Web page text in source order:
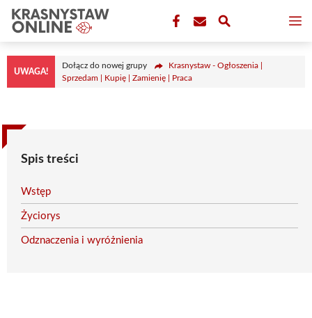
Przejdź
treści
UWAGA!
Dołącz do nowej grupy
Krasnystaw - Ogłoszenia |
Sprzedam | Kupię | Zamienię | Praca
Spis treści
Wstęp
Życiorys
Odznaczenia i wyróżnienia